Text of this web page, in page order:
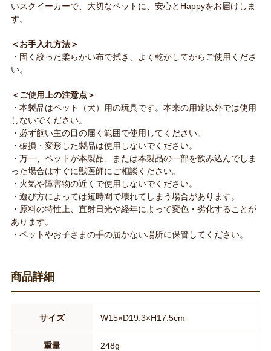
いスクイーカーで、大切なペットに、安心とHappyをお届けしま
す。
＜お手入れ方法＞
・固く絞った柔らかい布で拭き、よく乾かしてからご使用くださ
い。
＜ご使用上の注意点＞
・本製品はペット（犬）用の玩具です。本来の用途以外では使用
しないでください。
・必ず飼い主の目の届く範囲で使用してください。
・破損・変形した製品は使用しないでください。
・万一、ペットが本製品、または本製品の一部を飲み込んでしま
った場合はすぐに獣医師にご相談ください。
・火気や障害物の近くで使用しないでください。
・遊び方によっては短時間で壊れてしまう場合があります。
・原料の特性上、直射日光や経年によって変色・劣化することが
あります。
・ペットやお子さまの手の届かない場所に保管してください。
商品詳細
サイズ W15×D19.3×H17.5cm
重量 248g